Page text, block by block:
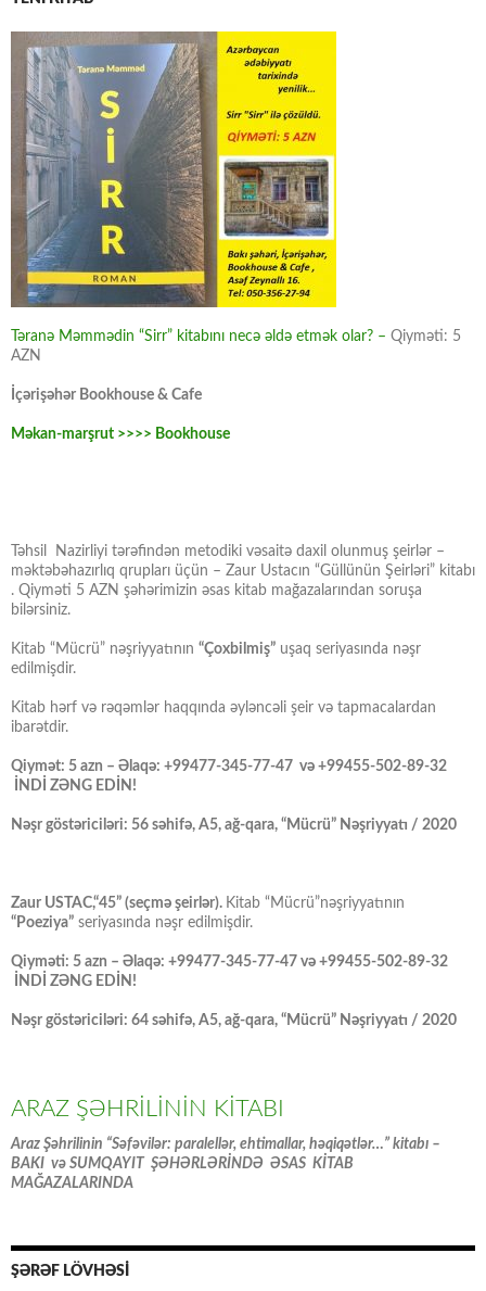
Təranə Məmmədin “Sirr” kitabını necə əldə etmək olar? – Qiyməti: 5
AZN
İçərişəhər Bookhouse & Cafe
Məkan-marşrut >>>> Bookhouse
Təhsil Nazirliyi tərəfindən metodiki vəsaitə daxil olunmuş şeirlər –
məktəbəhazırlıq qrupları üçün – Zaur Ustacın “Güllünün Şeirləri” kitabı
. Qiyməti 5 AZN şəhərimizin əsas kitab mağazalarından soruşa
bilərsiniz.
Kitab “Mücrü” nəşriyyatının “Çoxbilmiş” uşaq seriyasında nəşr
edilmişdir.
Kitab hərf və rəqəmlər haqqında əyləncəli şeir və tapmacalardan
ibarətdir.
Qiymət: 5 azn – Əlaqə: +99477-345-77-47 və +99455-502-89-32
İNDİ ZƏNG EDİN!
Nəşr göstəriciləri: 56 səhifə, A5, ağ-qara, “Mücrü” Nəşriyyatı / 2020
Zaur USTAC,“45” (seçmə şeirlər). Kitab “Mücrü”nəşriyyatının
“Poeziya” seriyasında nəşr edilmişdir.
Qiyməti: 5 azn – Əlaqə: +99477-345-77-47 və +99455-502-89-32
İNDİ ZƏNG EDİN!
Nəşr göstəriciləri: 64 səhifə, A5, ağ-qara, “Mücrü” Nəşriyyatı / 2020
ARAZ ŞƏHRİLİNİN KİTABI
Araz Şəhrilinin “Səfəvilər: paralellər, ehtimallar, həqiqətlər…” kitabı –
BAKI və SUMQAYIT ŞƏHƏRLƏRİNDƏ ƏSAS KİTAB
MAĞAZALARINDA
ŞƏRƏF LÖVHƏSİ